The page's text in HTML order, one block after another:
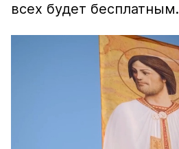
всех будет бесплатным.